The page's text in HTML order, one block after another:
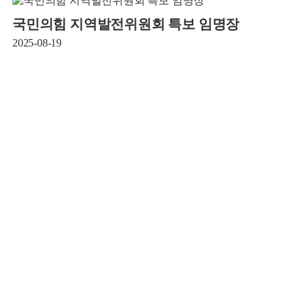
국민의힘 지역발전위원회 특보 임명장
2025-08-19